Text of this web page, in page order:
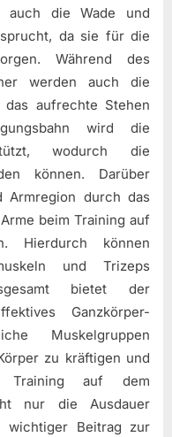
auch die Wade und
da sie für die
Während des
werden auch die
das aufrechte Stehen
wird die
wodurch die
können. Darüber
Armregion durch das
beim Training auf
Hierdurch können
und Trizeps
bietet der
Ganzkörper-
Muskelgruppen
zu kräftigen und
Training auf dem
nur die Ausdauer
wichtiger Beitrag zur